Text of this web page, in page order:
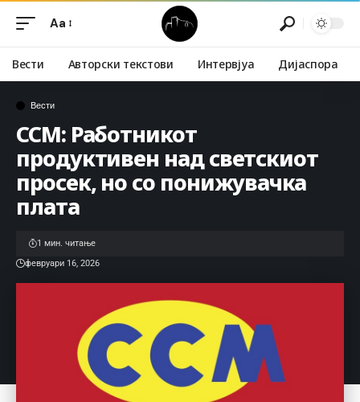
Aa
Вести Авторски текстови Интервјуа Дијаспора
Вести
ССМ: Работникот
продуктивен над светскиот
просек, но со понижувачка
плата
февруари 16, 2026
1 мин. читање